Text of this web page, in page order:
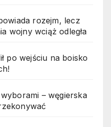
rozejm, lecz
wojny wciąż odległa
po wejściu na boisko
– węgierska